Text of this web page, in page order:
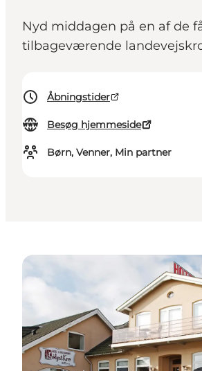
Nyd middagen på en af de
tilbageværende
Åbningstider
Besøg hjemmeside
Børn, Venner, Min partner